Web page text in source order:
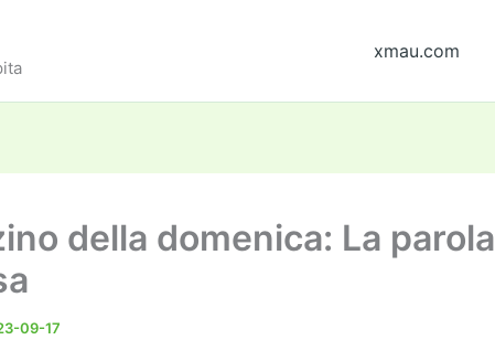
xmau.com
della domenica: La parola
09-17